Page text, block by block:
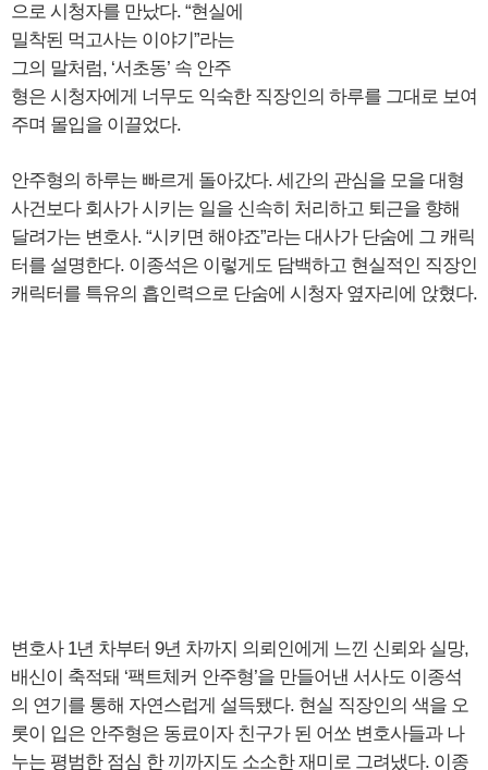
으로 시청자를 만났다. “현실에
밀착된 먹고사는 이야기”라는
그의 말처럼, ‘서초동’ 속 안주
형은 시청자에게 너무도 익숙한 직장인의 하루를 그대로 보여
주며 몰입을 이끌었다.
안주형의 하루는 빠르게 돌아갔다. 세간의 관심을 모을 대형
사건보다 회사가 시키는 일을 신속히 처리하고 퇴근을 향해
달려가는 변호사. “시키면 해야죠”라는 대사가 단숨에 그 캐릭
터를 설명한다. 이종석은 이렇게도 담백하고 현실적인 직장인
캐릭터를 특유의 흡인력으로 단숨에 시청자 옆자리에 앉혔다.
변호사 1년 차부터 9년 차까지 의뢰인에게 느낀 신뢰와 실망,
배신이 축적돼 ‘팩트체커 안주형’을 만들어낸 서사도 이종석
의 연기를 통해 자연스럽게 설득됐다. 현실 직장인의 색을 오
롯이 입은 안주형은 동료이자 친구가 된 어쏘 변호사들과 나
누는 평범한 점심 한 끼까지도 소소한 재미로 그려냈다. 이종